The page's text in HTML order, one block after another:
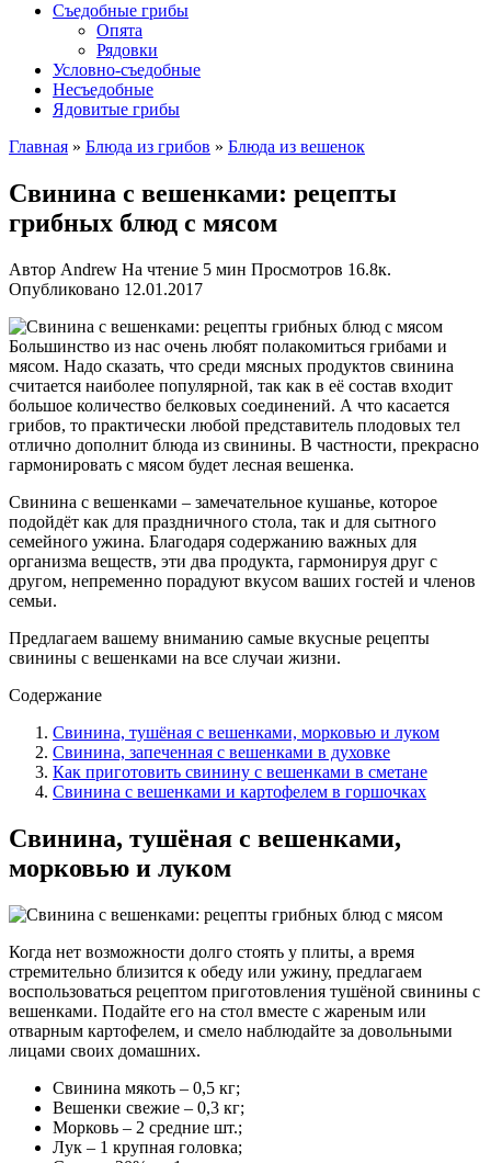
Съедобные грибы
Опята
Рядовки
Условно-съедобные
Несъедобные
Ядовитые грибы
Главная » Блюда из грибов » Блюда из вешенок
Свинина с вешенками: рецепты
грибных блюд с мясом
Автор Andrew На чтение 5 мин Просмотров 16.8к.
Опубликовано 12.01.2017
Большинство из нас очень любят полакомиться грибами и
мясом. Надо сказать, что среди мясных продуктов свинина
считается наиболее популярной, так как в её состав входит
большое количество белковых соединений. А что касается
грибов, то практически любой представитель плодовых тел
отлично дополнит блюда из свинины. В частности, прекрасно
гармонировать с мясом будет лесная вешенка.
Свинина с вешенками – замечательное кушанье, которое
подойдёт как для праздничного стола, так и для сытного
семейного ужина. Благодаря содержанию важных для
организма веществ, эти два продукта, гармонируя друг с
другом, непременно порадуют вкусом ваших гостей и членов
семьи.
Предлагаем вашему вниманию самые вкусные рецепты
свинины с вешенками на все случаи жизни.
Содержание
Свинина, тушёная с вешенками, морковью и луком
Свинина, запеченная с вешенками в духовке
Как приготовить свинину с вешенками в сметане
Свинина с вешенками и картофелем в горшочках
Свинина, тушёная с вешенками,
морковью и луком
Когда нет возможности долго стоять у плиты, а время
стремительно близится к обеду или ужину, предлагаем
воспользоваться рецептом приготовления тушёной свинины с
вешенками. Подайте его на стол вместе с жареным или
отварным картофелем, и смело наблюдайте за довольными
лицами своих домашних.
Свинина мякоть – 0,5 кг;
Вешенки свежие – 0,3 кг;
Морковь – 2 средние шт.;
Лук – 1 крупная головка;